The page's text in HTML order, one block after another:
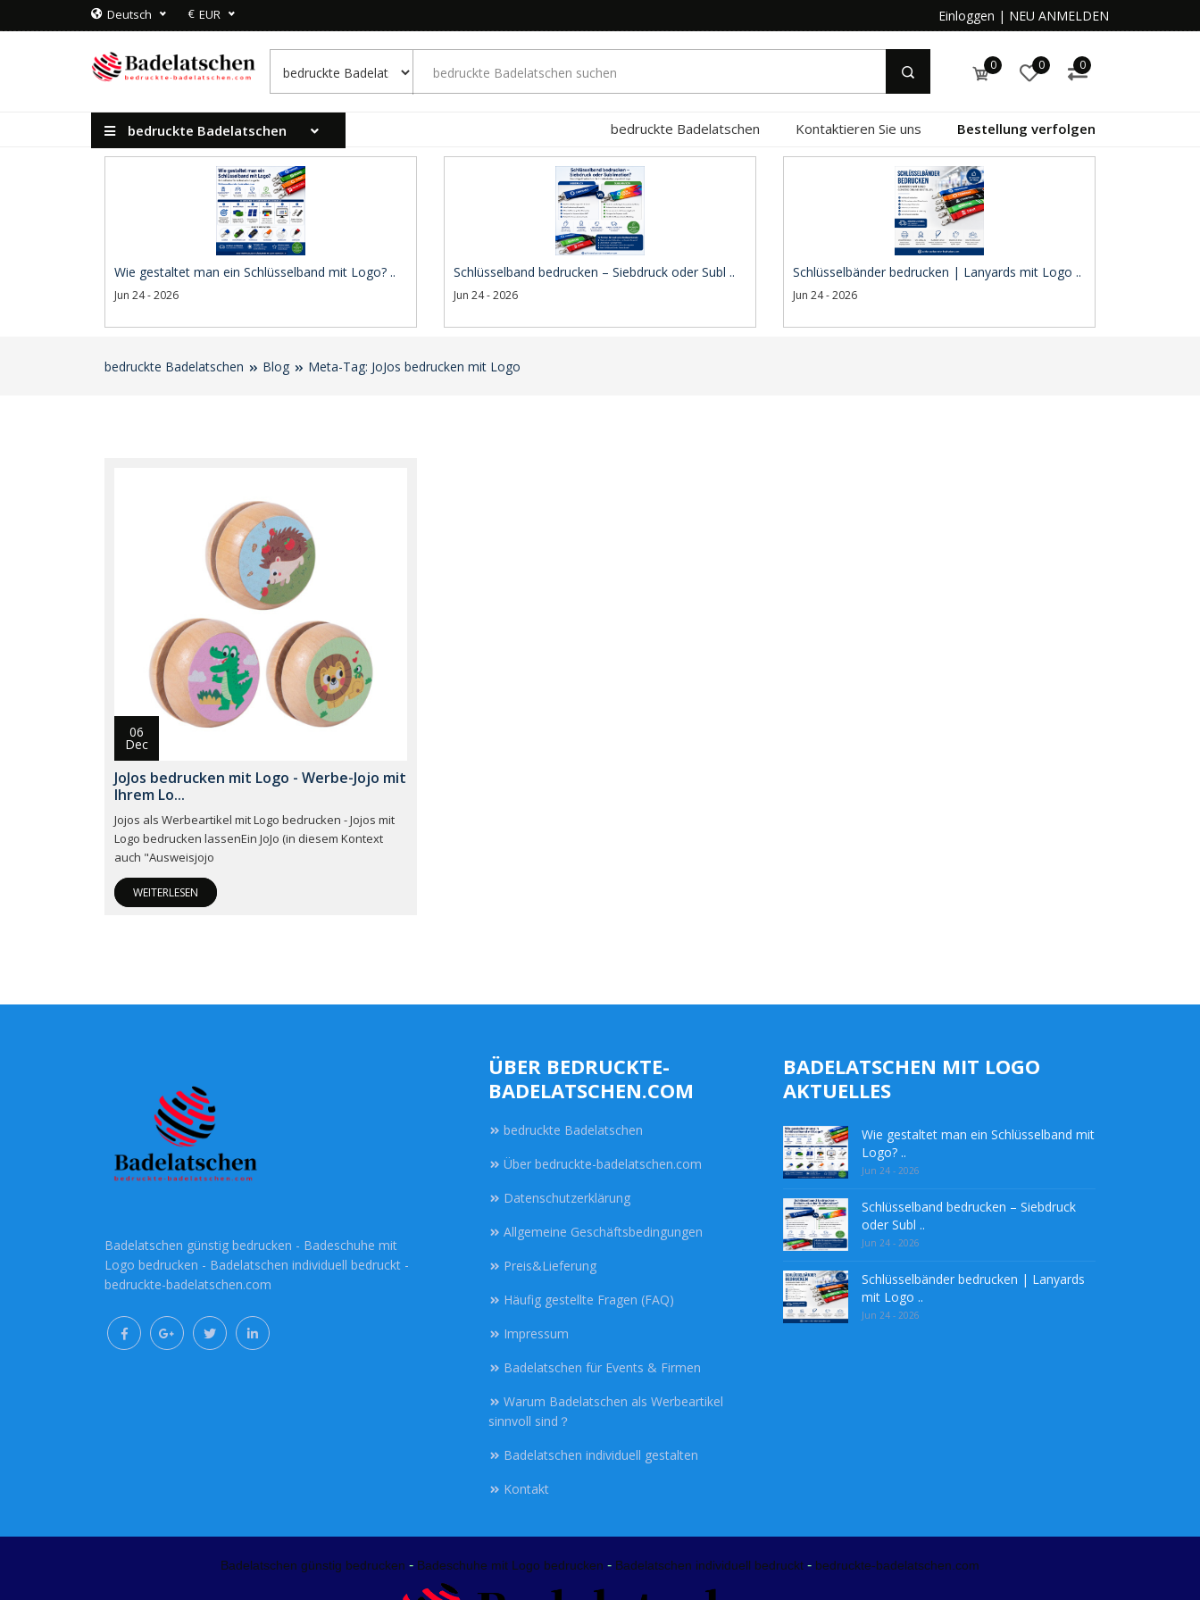
Deutsch € EUR Einloggen | NEU ANMELDEN
0 0 0
bedruckte Badelatschen bedruckte Badelatschen Kontaktieren Sie uns Bestellung verfolgen
Wie gestaltet man ein Schlüsselband mit Logo? ..
Jun 24 - 2026
Schlüsselband bedrucken – Siebdruck oder Subl ..
Jun 24 - 2026
Schlüsselbänder bedrucken | Lanyards mit Logo ..
Jun 24 - 2026
bedruckte Badelatschen Blog Meta-Tag: JoJos bedrucken mit Logo
06
Dec
JoJos bedrucken mit Logo - Werbe-Jojo mit
Ihrem Lo...
Jojos als Werbeartikel mit Logo bedrucken - Jojos mit
Logo bedrucken lassenEin JoJo (in diesem Kontext
auch "Ausweisjojo
WEITERLESEN
Badelatschen günstig bedrucken - Badeschuhe mit
Logo bedrucken - Badelatschen individuell bedruckt -
bedruckte-badelatschen.com
ÜBER BEDRUCKTE-
BADELATSCHEN.COM
bedruckte Badelatschen
Über bedruckte-badelatschen.com
Datenschutzerklärung
Allgemeine Geschäftsbedingungen
Preis&Lieferung
Häufig gestellte Fragen (FAQ)
Impressum
Badelatschen für Events & Firmen
Warum Badelatschen als Werbeartikel
sinnvoll sind？
Badelatschen individuell gestalten
Kontakt
BADELATSCHEN MIT LOGO
AKTUELLES
Wie gestaltet man ein Schlüsselband mit
Logo? ..
Jun 24 - 2026
Schlüsselband bedrucken – Siebdruck
oder Subl ..
Jun 24 - 2026
Schlüsselbänder bedrucken | Lanyards
mit Logo ..
Jun 24 - 2026
Badelatschen günstig bedrucken - Badeschuhe mit Logo bedrucken - Badelatschen individuell bedruckt - bedruckte-badelatschen.com